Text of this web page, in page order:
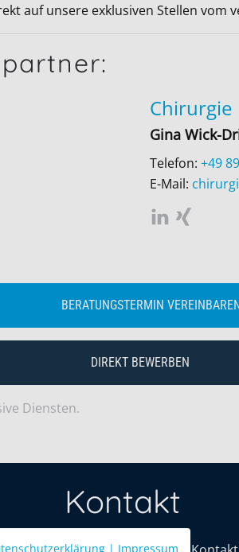
auf unsere exklusiven Stellen
Chirurgie
Gina Wick-
Telefon:+49
E-Mail:
BERATUNGSTERMIN
DIREKT BEWERBEN
Diensten.
Kontakt
| Impressum